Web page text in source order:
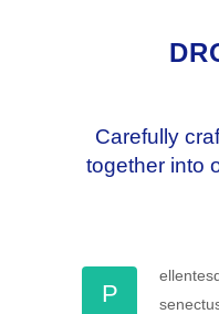
Carefully
together into
P